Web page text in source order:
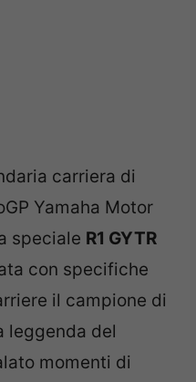
carriera di
Yamaha Motor
speciale R1 GYTR
con specifiche
il campione di
leggenda del
momenti di